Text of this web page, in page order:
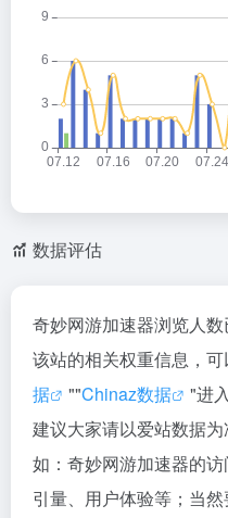
数据评估
奇妙网游加速器浏览人
该站的相关权重信息，
据
""Chinaz数据
"进
建议大家请以爱站数据
如：奇妙网游加速器的
引量、用户体验等；当